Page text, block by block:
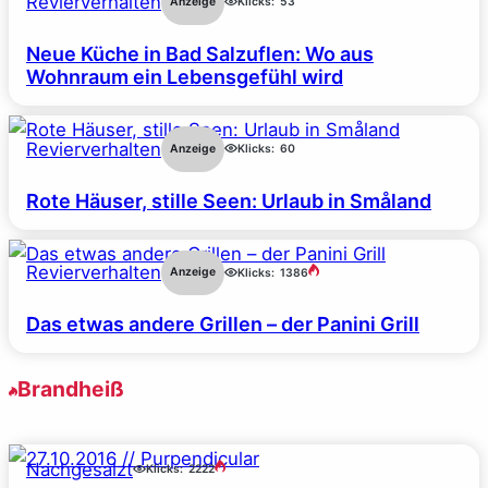
Neue Küche in Bad Salzuflen: Wo aus
Wohnraum ein Lebensgefühl wird
Revierverhalten Anzeige Klicks: 60
Rote Häuser, stille Seen: Urlaub in Småland
Revierverhalten Anzeige Klicks: 1386
Das etwas andere Grillen – der Panini Grill
Brandheiß
Nachgesalzt Klicks: 2222